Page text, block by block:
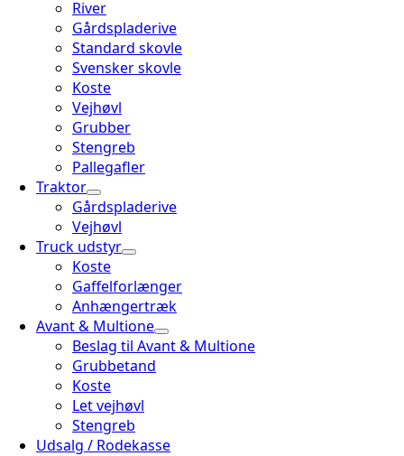
River
Gårdspladerive
Standard skovle
Svensker skovle
Koste
Vejhøvl
Grubber
Stengreb
Pallegafler
Traktor
Gårdspladerive
Vejhøvl
Truck udstyr
Koste
Gaffelforlænger
Anhængertræk
Avant & Multione
Beslag til Avant & Multione
Grubbetand
Koste
Let vejhøvl
Stengreb
Udsalg / Rodekasse